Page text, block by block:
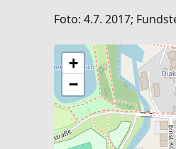
Foto: 4.7. 2017;
+
−